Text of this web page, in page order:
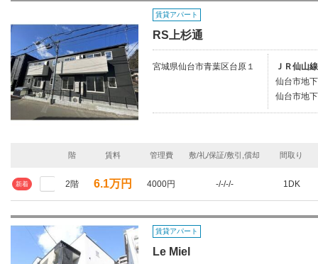
賃貸アパート
RS上杉通
宮城県仙台市青葉区台原１
ＪＲ仙山
仙台市地
仙台市地
階 賃料 管理費 敷/礼/保証/敷引,償却 間取り
新着 2階 6.1万円 4000円 -/-/-/- 1DK
賃貸アパート
Le Miel